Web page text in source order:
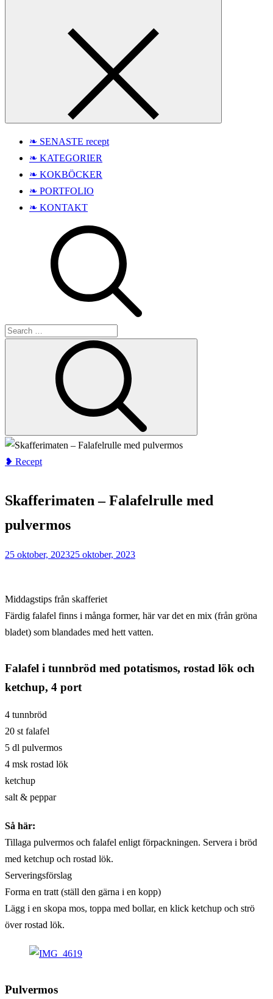
❧ SENASTE recept
❧ KATEGORIER
❧ KOKBÖCKER
❧ PORTFOLIO
❧ KONTAKT
Search
Recept
Falafelrulle
❥ Recept
Skafferimaten – Falafelrulle med
pulvermos
25 oktober, 202325 oktober, 2023
Middagstips från skafferiet
Färdig falafel finns i många former, här var det en mix (från gröna
bladet) som blandades med hett vatten.
Falafel i tunnbröd med potatismos, rostad lök och
ketchup, 4 port
4 tunnbröd
20 st falafel
5 dl pulvermos
4 msk rostad lök
ketchup
salt & peppar
Så här:
Tillaga pulvermos och falafel enligt förpackningen. Servera i bröd
med ketchup och rostad lök.
Serveringsförslag
Forma en tratt (ställ den gärna i en kopp)
Lägg i en skopa mos, toppa med bollar, en klick ketchup och strö
över rostad lök.
Pulvermos